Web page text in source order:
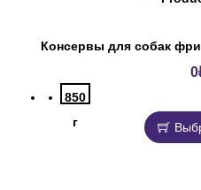
Консервы для собак
0
850
г